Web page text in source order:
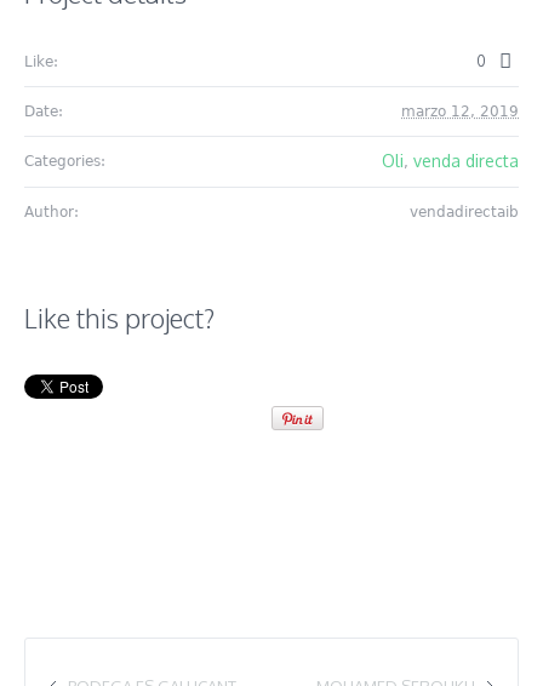
Like: 0
Date: marzo 12, 2019
Categories: Oli, venda directa
Author: vendadirectaib
Like this project?